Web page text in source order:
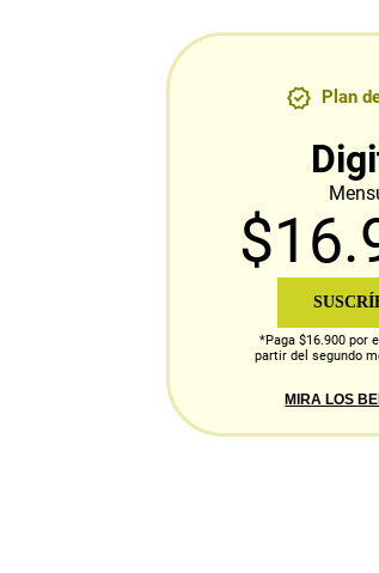
Plan
*Paga $16.900 por
partir del segundo
MIRA LOS